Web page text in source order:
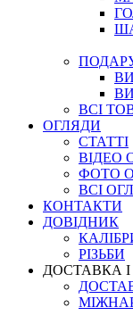
ВСІ
ОГЛЯДИ
СТАТТІ
ВІДЕО
ФОТО
ВСІ
КОНТАКТИ
ДОВІДНИК
РІЗЬБИ
ДОСТАВКА